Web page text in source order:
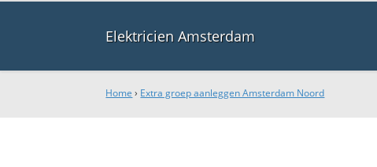
Elektricien Amsterdam
Home › Extra groep aanleggen Amsterdam Noord